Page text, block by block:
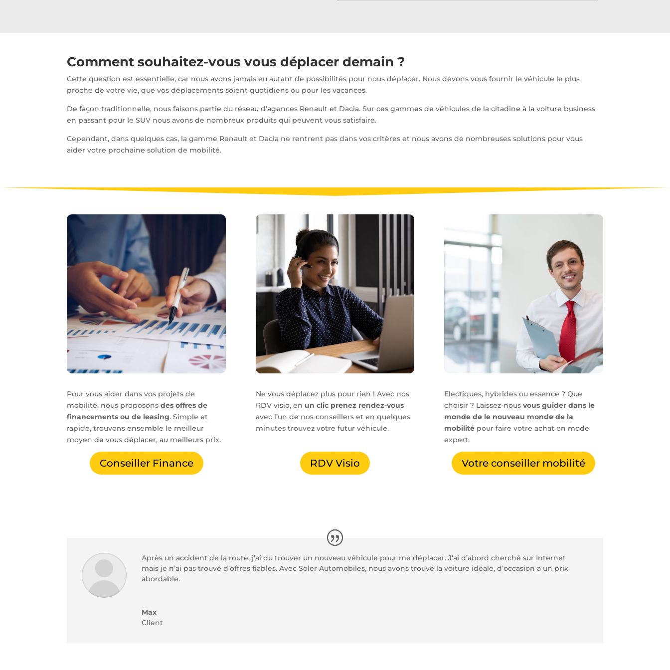
Comment souhaitez-vous vous déplacer demain ?
Cette question est essentielle, car nous avons jamais eu autant de possibilités pour nous déplacer. Nous devons vous fournir le véhicule le plus
proche de votre vie, que vos déplacements soient quotidiens ou pour les vacances.
De façon traditionnelle, nous faisons partie du réseau d’agences Renault et Dacia. Sur ces gammes de véhicules de la citadine à la voiture business
en passant pour le SUV nous avons de nombreux produits qui peuvent vous satisfaire.
Cependant, dans quelques cas, la gamme Renault et Dacia ne rentrent pas dans vos critères et nous avons de nombreuses solutions pour vous
aider votre prochaine solution de mobilité.
Pour vous aider dans vos projets de
mobilité, nous proposonsdes offres de
financements ou de leasing. Simple et
rapide, trouvons ensemble le meilleur
moyen de vous déplacer, au meilleurs prix.
Ne vous déplacez plus pour rien ! Avec nos
RDV visio, en un clic prenez rendez-vous
avec l’un de nos conseillers et en quelques
minutes trouvez votre futur véhicule.
Electiques, hybrides ou essence ? Que
choisir ? Laissez-nous vous guider dans le
monde de le nouveau monde de la
mobilitépour faire votre achat en mode
expert.
Conseiller Finance RDV Visio Votre conseiller mobilité
Après un accident de la route, j’ai du trouver un nouveau véhicule pour me déplacer. J’ai d’abord cherché sur Internet
mais je n’ai pas trouvé d’offres fiables. Avec Soler Automobiles, nous avons trouvé la voiture idéale, d’occasion a un prix
abordable.
Max
Client